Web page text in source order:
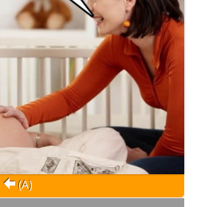
(A)